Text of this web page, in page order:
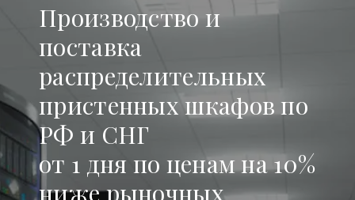
Производство и
поставка
распределительных
пристенных шкафов по
РФ и СНГ
от 1 дня по ценам на 10%
ниже рыночных